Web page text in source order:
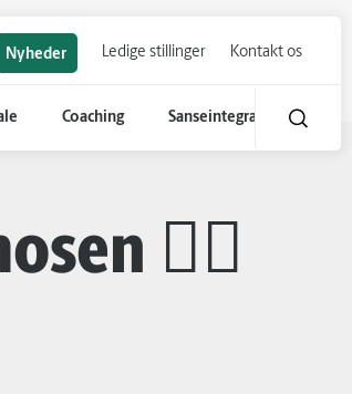
Nyheder Ledige stillinger Kontakt os
Coaching Sanseintegration
🏃‍♂️